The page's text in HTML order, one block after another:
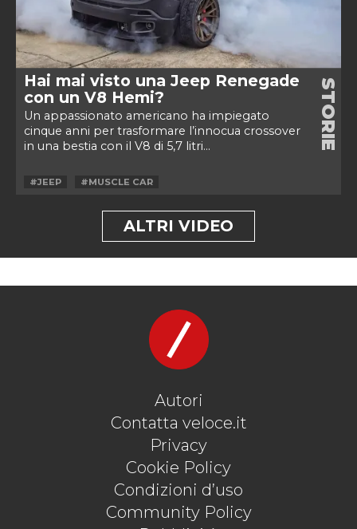
Hai mai visto una Jeep Renegade
con un V8 Hemi?
Un appassionato americano ha impiegato
cinque anni per trasformare l’innocua crossover
in una bestia con il V8 di 5,7 litri...
STORIE
#JEEP #MUSCLE CAR
ALTRI VIDEO
Autori
Contatta veloce.it
Privacy
Cookie Policy
Condizioni d’uso
Community Policy